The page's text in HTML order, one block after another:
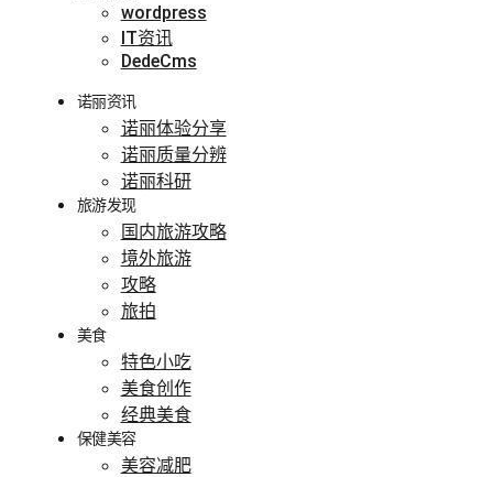
wordpress
IT资讯
DedeCms
诺丽资讯
诺丽体验分享
诺丽质量分辨
诺丽科研
旅游发现
国内旅游攻略
境外旅游
攻略
旅拍
美食
特色小吃
美食创作
经典美食
保健美容
美容减肥